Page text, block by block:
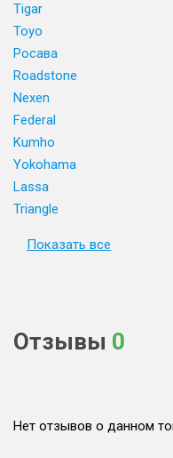
Tigar
Toyo
Росава
Roadstone
Nexen
Federal
Kumho
Yokohama
Lassa
Triangle
Показать все
Отзывы 0
Нет отзывов о данном